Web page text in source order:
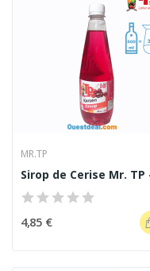
MR.TP
4,85 €